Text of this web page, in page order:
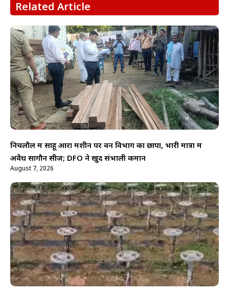
Related Article
निचलौल में साहू आरा मशीन पर वन विभाग का छापा, भारी मात्रा में
अवैध सागौन सीज; DFO ने खुद संभाली कमान
August 7, 2026